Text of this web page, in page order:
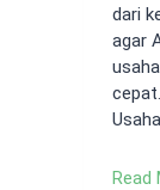
dari
agar
Read